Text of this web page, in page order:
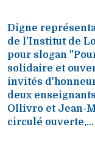
Digne
de l'Institut de
pour slogan
solidaire et
invités
deux
Ollivro et Jean-
circulé ouverte,...